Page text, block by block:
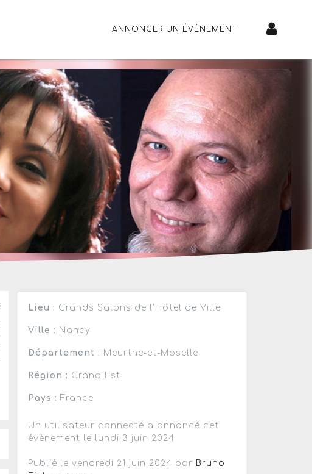
ANNONCER UN ÉVÈNEMENT
Lieu : Grands Salons de l'Hôtel de Ville
Ville : Nancy
Département : Meurthe-et-Moselle
Région : Grand Est
Pays : France
Un utilisateur connecté a annoncé cet
évènement le lundi 3 juin 2024
Publié le vendredi 21 juin 2024 par Bruno